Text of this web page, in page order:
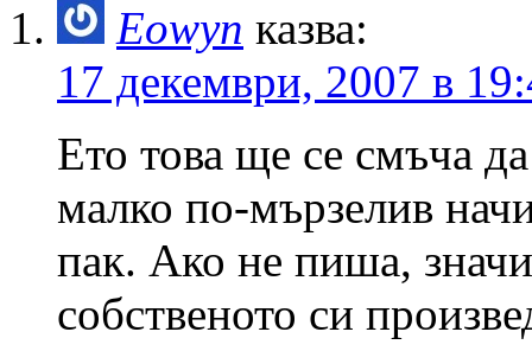
Eowyn казва:
17 декември, 2007 в
Ето това ще се смъча
малко по-мързелив
пак. Ако не пиша,
собственото си